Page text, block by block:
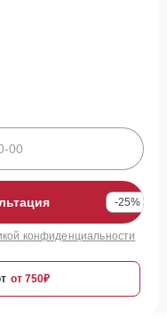
-25%
конфиденциальности
от 750₽